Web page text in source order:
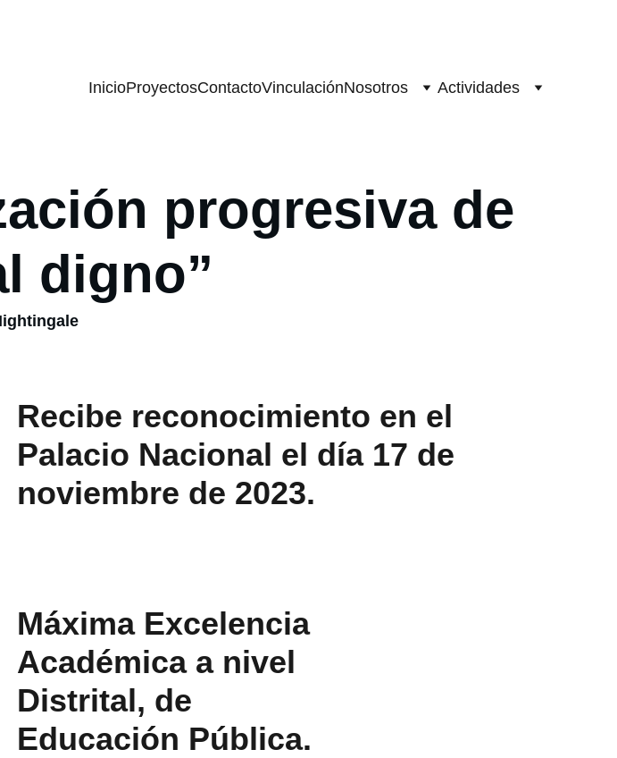
InicioProyectosContactoVinculaciónNosotros Actividades
progresiva de
digno”
Recibe reconocimiento en el
Palacio Nacional el día 17 de
noviembre de 2023.
Máxima Excelencia
Académica a nivel
Distrital, de
Educación Pública.